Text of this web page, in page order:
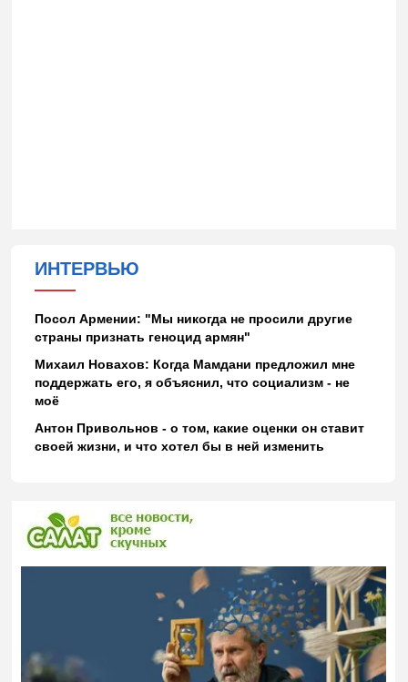
ИНТЕРВЬЮ
Посол Армении: "Мы никогда не просили другие
страны признать геноцид армян"
Михаил Новахов: Когда Мамдани предложил мне
поддержать его, я объяснил, что социализм - не
моё
Антон Привольнов - о том, какие оценки он ставит
своей жизни, и что хотел бы в ней изменить